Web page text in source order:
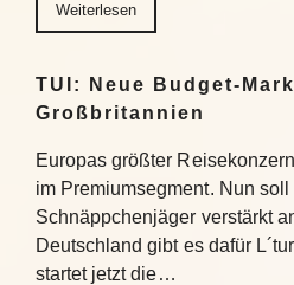
Weiterlesen
TUI: Neue Budget-
Großbritannien
Europas größter
im Premiumsegment. Nun
Schnäppchenjäger verstärkt
Deutschland gibt es dafür
startet jetzt die…